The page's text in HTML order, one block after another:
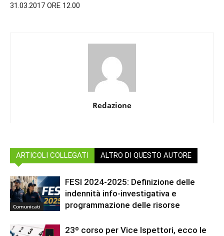
31.03.2017 ORE 12.00
Redazione
ARTICOLI COLLEGATI ALTRO DI QUESTO AUTORE
Comunicati
FESI 2024-2025: Definizione delle
indennità info-investigativa e
programmazione delle risorse
23º corso per Vice Ispettori, ecco le